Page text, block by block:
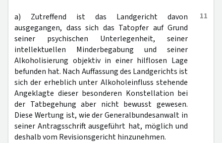
11
a) Zutreffend ist das Landgericht davon
ausgegangen, dass sich das Tatopfer auf Grund
seiner psychischen Unterlegenheit, seiner
intellektuellen Minderbegabung und seiner
Alkoholisierung objektiv in einer hilflosen Lage
befunden hat. Nach Auffassung des Landgerichts ist
sich der erheblich unter Alkoholeinfluss stehende
Angeklagte dieser besonderen Konstellation bei
der Tatbegehung aber nicht bewusst gewesen.
Diese Wertung ist, wie der Generalbundesanwalt in
seiner Antragsschrift ausgeführt hat, möglich und
deshalb vom Revisionsgericht hinzunehmen.